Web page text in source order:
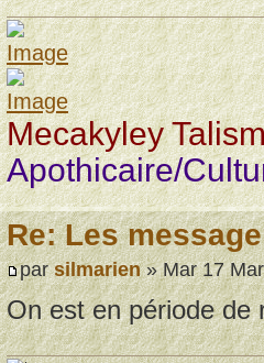
Mecakyley
Apothicaire/
Re: Les
parsilmarien» Mar 17
On est en période